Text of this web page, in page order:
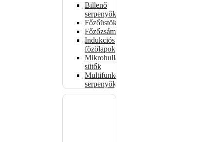
Billenő
serpenyők
Főzőüstök
Főzőzsámolyok
Indukciós
főzőlapok
Mikrohullámú
sütők
Multifunkciós
serpenyők